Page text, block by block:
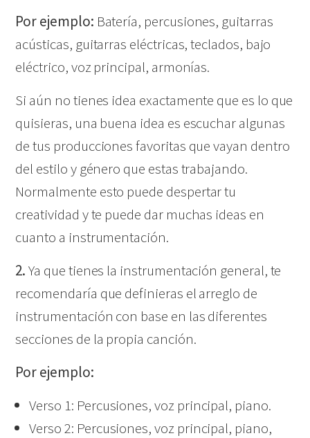
Por ejemplo: Batería, percusiones, guitarras
acústicas, guitarras eléctricas, teclados, bajo
eléctrico, voz principal, armonías.
Si aún no tienes idea exactamente que es lo que
quisieras, una buena idea es escuchar algunas
de tus producciones favoritas que vayan dentro
del estilo y género que estas trabajando.
Normalmente esto puede despertar tu
creatividad y te puede dar muchas ideas en
cuanto a instrumentación.
2.Ya que tienes la instrumentación general, te
recomendaría que definieras el arreglo de
instrumentación con base en las diferentes
secciones de la propia canción.
Por ejemplo:
Verso 1: Percusiones, voz principal, piano.
Verso 2: Percusiones, voz principal, piano,